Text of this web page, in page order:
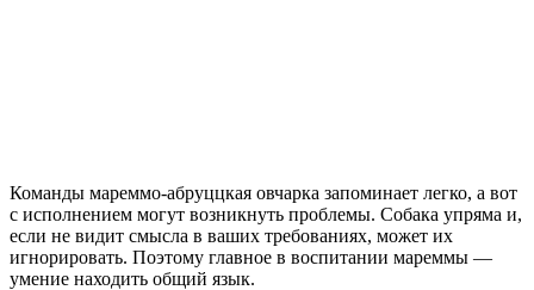
Команды мареммо-абруццкая овчарка запоминает легко, а вот
с исполнением могут возникнуть проблемы. Собака упряма и,
если не видит смысла в ваших требованиях, может их
игнорировать. Поэтому главное в воспитании мареммы —
умение находить общий язык.